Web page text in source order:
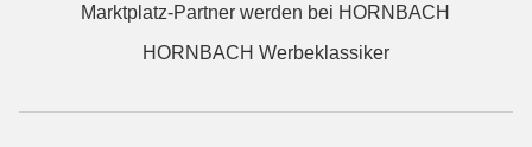
Marktplatz-Partner werden bei HORNBACH
HORNBACH Werbeklassiker